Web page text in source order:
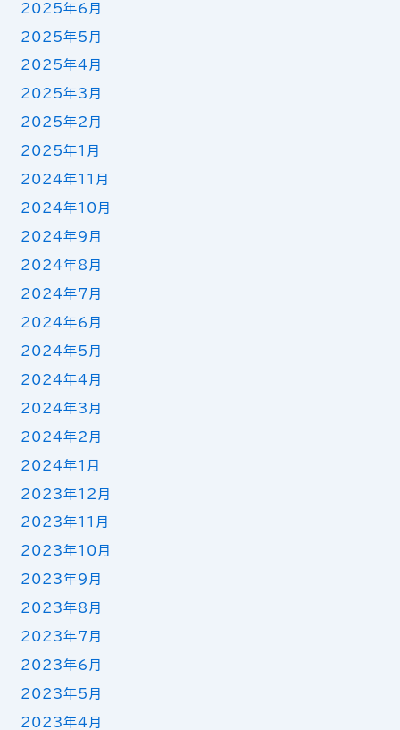
2025年6月
2025年5月
2025年4月
2025年3月
2025年2月
2025年1月
2024年11月
2024年10月
2024年9月
2024年8月
2024年7月
2024年6月
2024年5月
2024年4月
2024年3月
2024年2月
2024年1月
2023年12月
2023年11月
2023年10月
2023年9月
2023年8月
2023年7月
2023年6月
2023年5月
2023年4月